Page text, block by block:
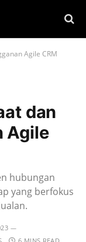
Agile CRM
dan
Agile
hubungan
yang berfokus